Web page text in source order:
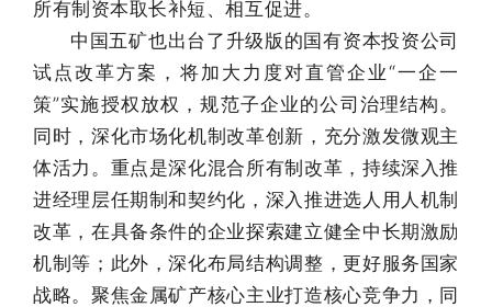
所有制资本取长补短、相互促进。
中国五矿也出台了升级版的国有资本投资公司
试点改革方案，将加大力度对直管企业“一企一
策”实施授权放权，规范子企业的公司治理结构。
同时，深化市场化机制改革创新，充分激发微观主
体活力。重点是深化混合所有制改革，持续深入推
进经理层任期制和契约化，深入推进选人用人机制
改革，在具备条件的企业探索建立健全中长期激励
机制等；此外，深化布局结构调整，更好服务国家
战略。聚焦金属矿产核心主业打造核心竞争力，同